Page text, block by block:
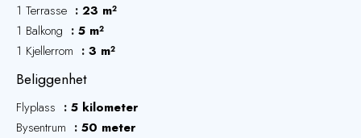
1 Terrasse
23 m²
1 Balkong
5 m²
1 Kjellerrom
3 m²
Beliggenhet
Flyplass
5 kilometer
Bysentrum
50 meter